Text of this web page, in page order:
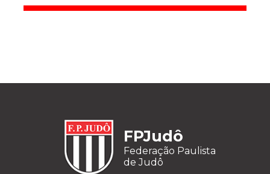
FPJudô
Federação Paulista
de Judô